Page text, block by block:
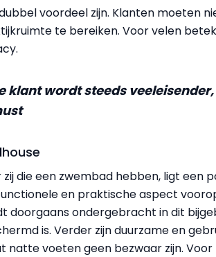
voordeel zijn. Klanten moeten
te bereiken. Voor velen
klant wordt steeds
zij die een zwembad hebben, ligt een
en praktische aspect
doorgaans ondergebracht in dit
is. Verder zijn duurzame en
natte voeten geen bezwaar zijn.